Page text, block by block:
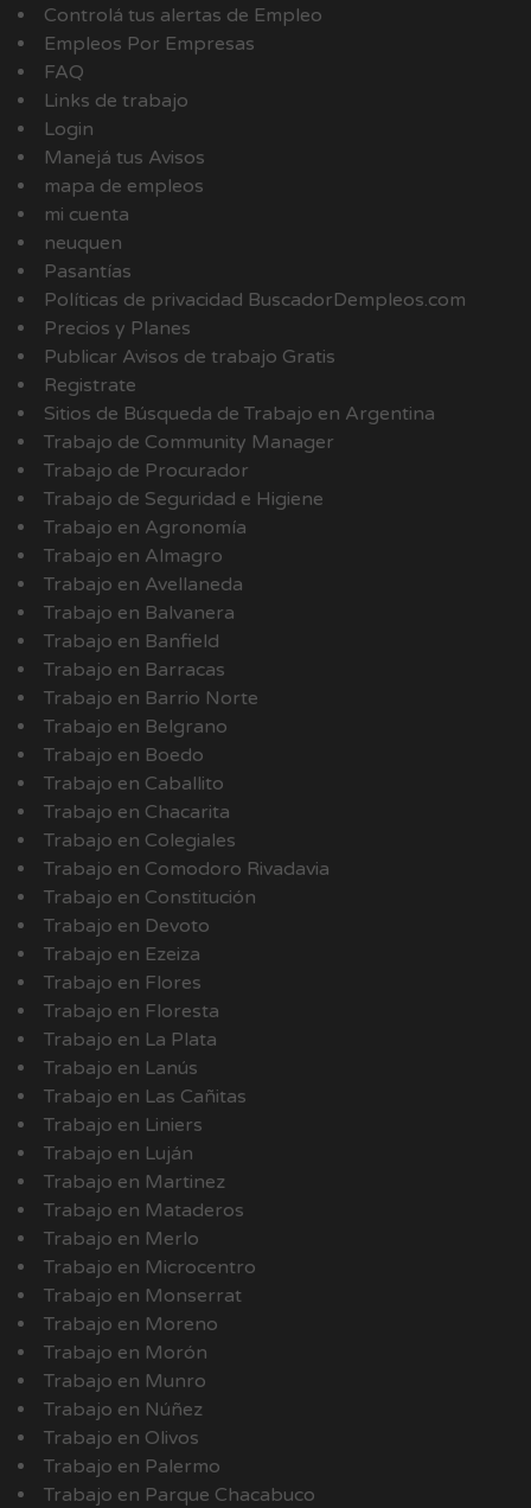
Controlá tus alertas de Empleo
Empleos Por Empresas
FAQ
Links de trabajo
Login
Manejá tus Avisos
mapa de empleos
mi cuenta
neuquen
Pasantías
Políticas de privacidad BuscadorDempleos.com
Precios y Planes
Publicar Avisos de trabajo Gratis
Registrate
Sitios de Búsqueda de Trabajo en Argentina
Trabajo de Community Manager
Trabajo de Procurador
Trabajo de Seguridad e Higiene
Trabajo en Agronomía
Trabajo en Almagro
Trabajo en Avellaneda
Trabajo en Balvanera
Trabajo en Banfield
Trabajo en Barracas
Trabajo en Barrio Norte
Trabajo en Belgrano
Trabajo en Boedo
Trabajo en Caballito
Trabajo en Chacarita
Trabajo en Colegiales
Trabajo en Comodoro Rivadavia
Trabajo en Constitución
Trabajo en Devoto
Trabajo en Ezeiza
Trabajo en Flores
Trabajo en Floresta
Trabajo en La Plata
Trabajo en Lanús
Trabajo en Las Cañitas
Trabajo en Liniers
Trabajo en Luján
Trabajo en Martinez
Trabajo en Mataderos
Trabajo en Merlo
Trabajo en Microcentro
Trabajo en Monserrat
Trabajo en Moreno
Trabajo en Morón
Trabajo en Munro
Trabajo en Núñez
Trabajo en Olivos
Trabajo en Palermo
Trabajo en Parque Chacabuco